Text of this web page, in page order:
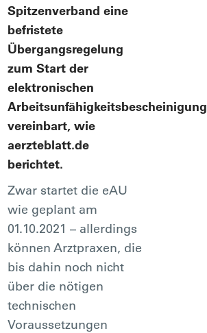
Spitzenverband eine
befristete
Übergangsregelung
zum Start der
elektronischen
Arbeitsunfähigkeitsbescheinigung
vereinbart, wie
aerzteblatt.de
berichtet.
Zwar startet die eAU
wie geplant am
01.10.2021 – allerdings
können Arztpraxen, die
bis dahin noch nicht
über die nötigen
technischen
Voraussetzungen